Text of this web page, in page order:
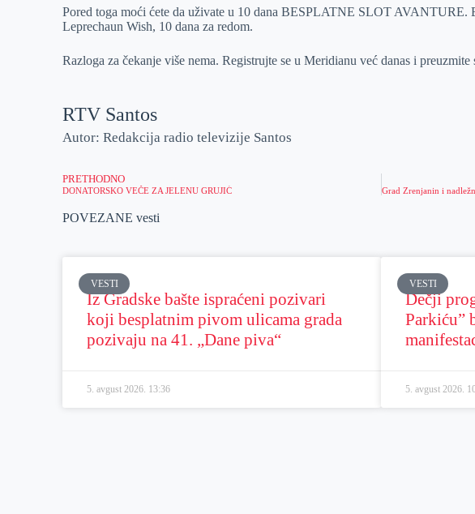
Pored toga moći ćete da uživate u 10 dana BESPLATNE SLOT AVANTURE.
Leprechaun Wish, 10 dana za redom.
Razloga za čekanje više nema. Registrujte se u Meridianu već danas i
RTV Santos
Autor: Redakcija radio televizije Santos
PRETHODNO
DONATORSKO VEČE ZA JELENU GRUJIĆ
POVEZANE vesti
VESTI
Iz Gradske bašte ispraćeni pozivari
koji besplatnim pivom ulicama grada
pozivaju na 41. „Dane piva“
5. avgust 2026. 13:36
VESTI
Dečji
Parkiću”
5. avgust 2026.